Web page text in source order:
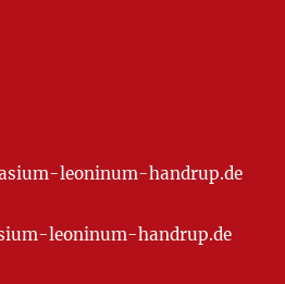
leoninum-handrup.de
leoninum-handrup.de